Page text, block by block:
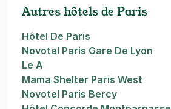
Autres hôtels de Paris
Hôtel De Paris
Novotel Paris Gare De Lyon
Le A
Mama Shelter Paris West
Novotel Paris Bercy